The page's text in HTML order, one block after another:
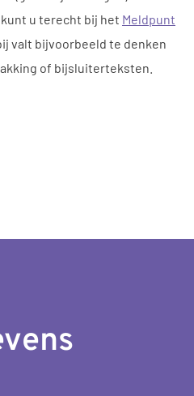
u terecht bij het Meldpunt
valt bijvoorbeeld te denken
of bijsluiterteksten.